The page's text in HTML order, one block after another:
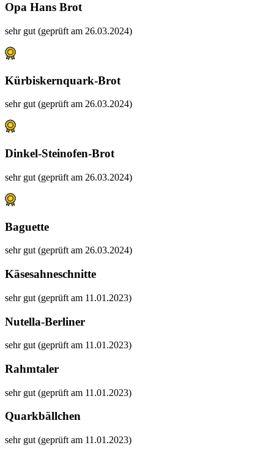
Opa Hans Brot
sehr gut (geprüft am 26.03.2024)
Kürbiskernquark-Brot
sehr gut (geprüft am 26.03.2024)
Dinkel-Steinofen-Brot
sehr gut (geprüft am 26.03.2024)
Baguette
sehr gut (geprüft am 26.03.2024)
Käsesahneschnitte
sehr gut (geprüft am 11.01.2023)
Nutella-Berliner
sehr gut (geprüft am 11.01.2023)
Rahmtaler
sehr gut (geprüft am 11.01.2023)
Quarkbällchen
sehr gut (geprüft am 11.01.2023)